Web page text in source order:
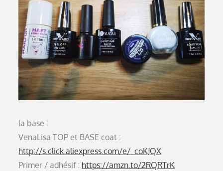
la base :
VenaLisa TOP et BASE coat :
http://s.click.aliexpress.com/e/_coKJQX
Primer / adhésif : https://amzn.to/2RQRTrK